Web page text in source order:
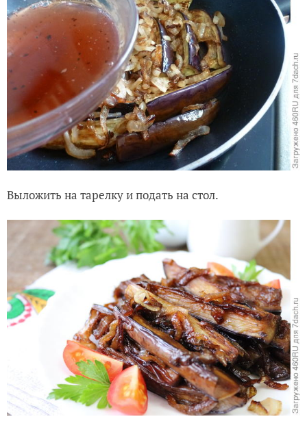
Выложить на тарелку и подать на стол.